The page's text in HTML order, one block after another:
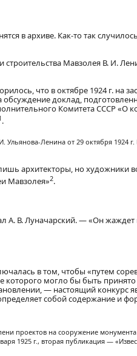
в архиве. Как-то так
строительства Мавзолея В. И.
что в октябре 1924 г. на
доклад,
Комитета СССР «О
.
Ленина от 29 октября 1924
архитекторы, но художники
Мавзолея»2.
А. В. Луначарский. — «Он
в том, чтобы «путем
могло бы быть принято
— настоящий конкурс
собой содержание и
проектов на сооружение
1925 г., вторая публикация —